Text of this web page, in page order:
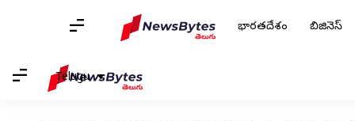
భారతదేశం బిజినెస్
Telugu